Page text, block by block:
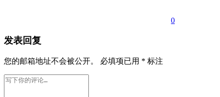
0
发表回复
您的邮箱地址不会被公开。 必填项已用 * 标注